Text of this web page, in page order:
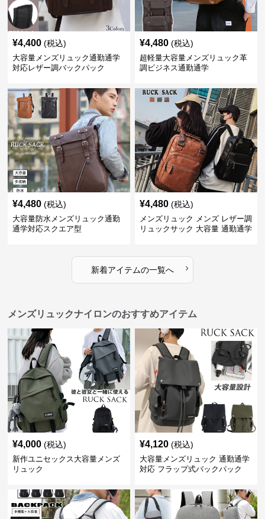
¥4,400 (税込)
大容量メンズリュック通勤通学
対応レザー調バックパック
¥4,480 (税込)
超軽量大容量メンズリュック革
調ビジネス通勤通学
¥4,480 (税込)
大容量防水メンズリュック通勤
通学対応スクエア型
¥4,480 (税込)
メンズリュック メンズ レザー調
リュックサック 大容量 通勤通学
新着アイテムの一覧へ ›
メンズリュックナイロンのおすすめアイテム
¥4,000 (税込)
新作ユニセックス大容量メンズ
リュック
¥4,120 (税込)
大容量メンズリュック 通勤通学
対応 フラップ式バックパック